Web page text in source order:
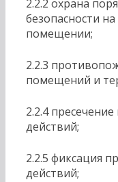
2.2.2 охрана
безопасности
помещении;
2.2.3
помещений и
2.2.4
действий;
2.2.5 фиксация
действий;